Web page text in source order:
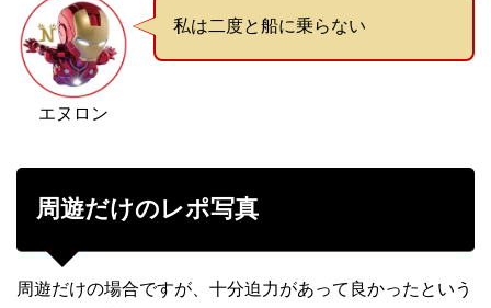
エヌロン
私は二度と船に乗らない
周遊だけのレポ写真
周遊だけの場合ですが、十分迫力があって良かったという